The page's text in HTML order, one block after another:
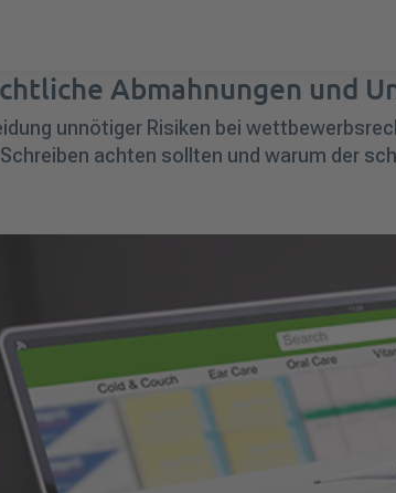
Abmahnungen und
unnötiger Risiken bei
achten sollten und warum der